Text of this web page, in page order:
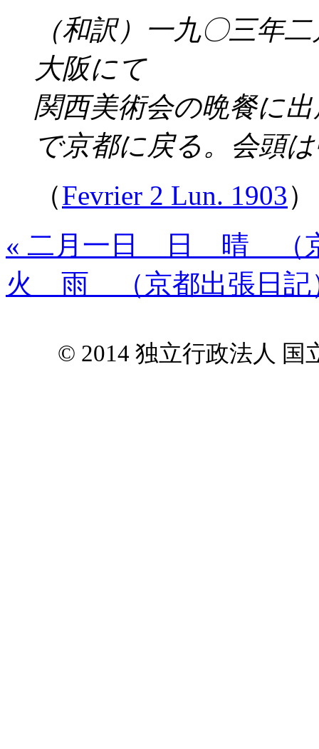
（和訳）一九〇三年
大阪にて
関西美術会の晩餐に
で京都に戻る。会頭
（Fevrier 2 Lun. 1903）
« 二月一日 日 晴 （
火 雨 （京都出張日記
© 2014 独立行政法人 国